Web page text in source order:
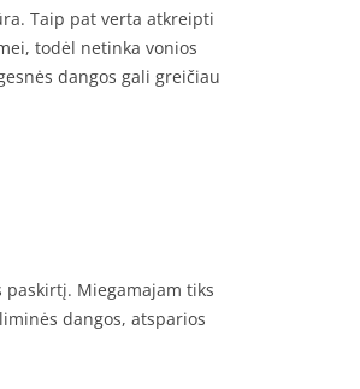
Taip pat verta atkreipti
todėl netinka vonios
dangos gali greičiau
Miegamajam tiks
dangos, atsparios